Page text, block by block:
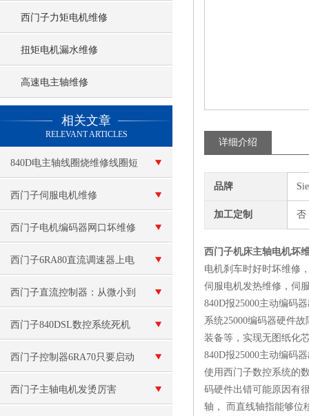
西门子力矩电机维修
扭矩电机漏水维修
高速电主轴维修
相关文章
RELEVANT ARTICLES
840D电主轴线圈烧维修线圈短
路
西门子伺服电机维修
西门子电机编码器网口坏维修
西门子6RA80直流调速器上电
报警F60038故障代码修复
西门子直流控制器：从微小到
宏大，准确调控每一份直流能
量！
西门子840DSL数控系统死机
维修
西门子控制器6RA70只要启动
就烧保险维修
西门子主轴电机发烫厉害
详细介绍
品牌
加工定制 否
西门子机床主轴电机坏
电机刹车时好时坏维修
伺服电机发热维修，伺
840D报25000主动编码
系统25000编码器硬件
装备等，实现无图纸化
840D报25000主动编码
使用西门子数控系统的
码硬件出错可能原因有
轴， 而直线轴指能够位